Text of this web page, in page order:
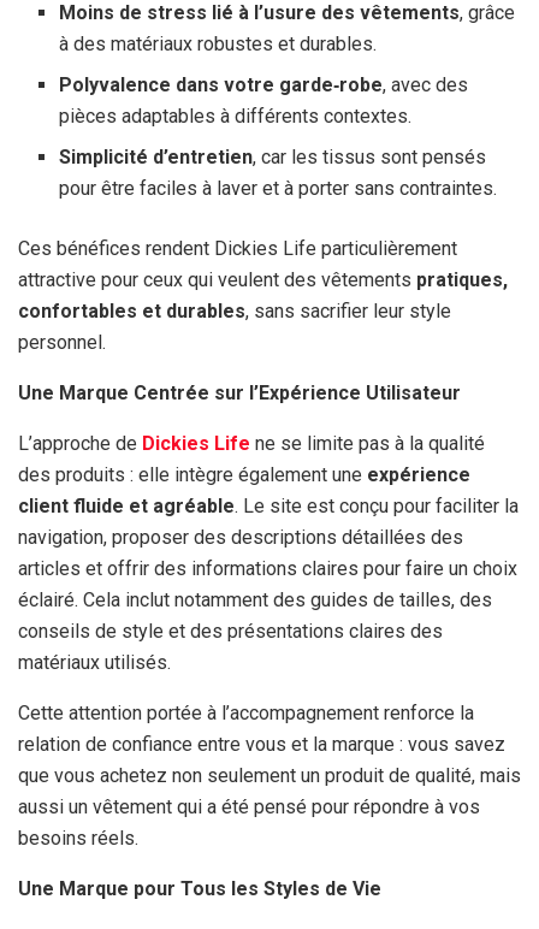
Moins de stress lié à l’usure des vêtements, grâce
à des matériaux robustes et durables.
Polyvalence dans votre garde‑robe, avec des
pièces adaptables à différents contextes.
Simplicité d’entretien, car les tissus sont pensés
pour être faciles à laver et à porter sans contraintes.
Ces bénéfices rendent Dickies Life particulièrement
attractive pour ceux qui veulent des vêtements pratiques,
confortables et durables, sans sacrifier leur style
personnel.
Une Marque Centrée sur l’Expérience Utilisateur
L’approche de Dickies Life ne se limite pas à la qualité
des produits : elle intègre également une expérience
client fluide et agréable. Le site est conçu pour faciliter la
navigation, proposer des descriptions détaillées des
articles et offrir des informations claires pour faire un choix
éclairé. Cela inclut notamment des guides de tailles, des
conseils de style et des présentations claires des
matériaux utilisés.
Cette attention portée à l’accompagnement renforce la
relation de confiance entre vous et la marque : vous savez
que vous achetez non seulement un produit de qualité, mais
aussi un vêtement qui a été pensé pour répondre à vos
besoins réels.
Une Marque pour Tous les Styles de Vie